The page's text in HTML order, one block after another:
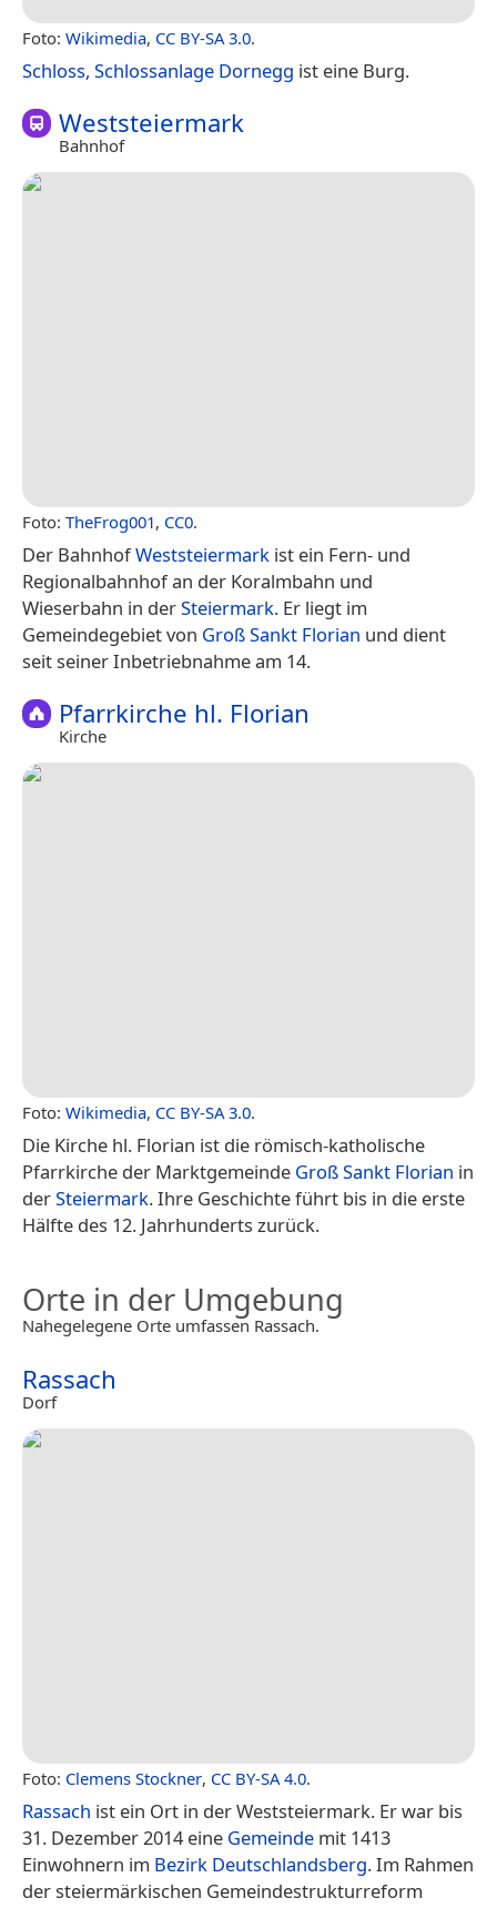
Foto: Wikimedia, CC BY-SA 3.0.
Schloss, Schlossanlage Dornegg ist eine Burg.
Weststeiermark
Bahnhof
Foto: TheFrog001, CC0.
Der BahnhofWeststeiermark ist ein Fern- und
Regionalbahnhof an der Koralmbahn und
Wieserbahn in derSteiermark. Er liegt im
Gemeindegebiet von Groß Sankt Florian und dient
seit seiner Inbetriebnahme am 14.
Pfarrkirche hl. Florian
Kirche
Foto: Wikimedia, CC BY-SA 3.0.
Die Kirche hl. Florian ist die römisch-katholische
Pfarrkirche der Marktgemeinde Groß Sankt Florian in
derSteiermark. Ihre Geschichte führt bis in die erste
Hälfte des 12. Jahrhunderts zurück.
Orte in der Umgebung
Nahegelegene Orte umfassen Rassach.
Rassach
Dorf
Foto: Clemens Stockner, CC BY-SA 4.0.
Rassach ist ein Ort in der Weststeiermark. Er war bis
31. Dezember 2014 eine Gemeinde mit 1413
Einwohnern im Bezirk Deutschlandsberg. Im Rahmen
der steiermärkischen Gemeindestrukturreform